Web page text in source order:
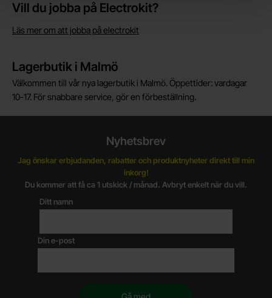
Vill du jobba på Electrokit?
Läs mer om att jobba på electrokit
Lagerbutik i Malmö
Välkommen till vår nya lagerbutik i Malmö. Öppettider: vardagar
10-17. För snabbare service, gör en förbeställning.
Nyhetsbrev
Jag önskar erbjudanden, rabatter och produktnyheter direkt till min
inkorg!
Du kommer att få ca 1 utskick / månad. Avbryt enkelt när du vill.
Ditt namn
Din e-post